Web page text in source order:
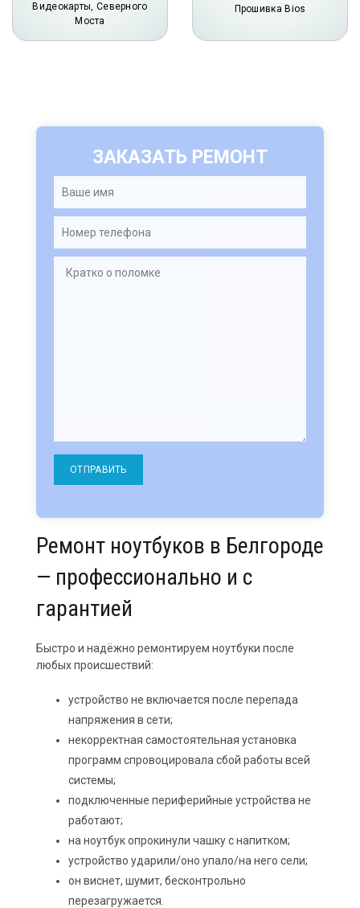
Видеокарты, Северного
Моста
Прошивка Bios
ЗАКАЗАТЬ РЕМОНТ
Ремонт ноутбуков в Белгороде
— профессионально и с
гарантией
Быстро и надёжно ремонтируем ноутбуки после
любых происшествий:
устройство не включается после перепада
напряжения в сети;
некорректная самостоятельная установка
программ спровоцировала сбой работы всей
системы;
подключенные периферийные устройства не
работают;
на ноутбук опрокинули чашку с напитком;
устройство ударили/оно упало/на него сели;
он виснет, шумит, бесконтрольно
перезагружается.